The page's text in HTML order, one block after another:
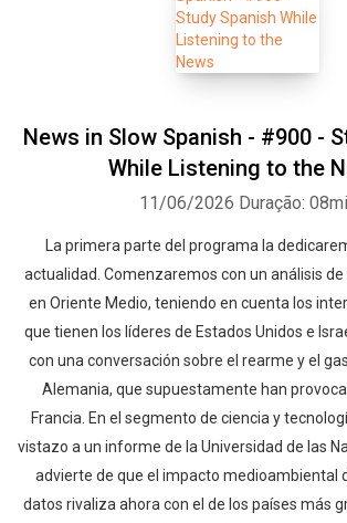
News in Slow Spanish - #900 -
While Listening to the
11/06/2026 Duração:
La primera parte del programa la
actualidad. Comenzaremos con un análisis
en Oriente Medio, teniendo en cuenta los
que tienen los líderes de Estados Unidos e
con una conversación sobre el rearme y el
Alemania, que supuestamente han
Francia. En el segmento de ciencia y
vistazo a un informe de la Universidad de las
advierte de que el impacto medioambiental
datos rivaliza ahora con el de los países más